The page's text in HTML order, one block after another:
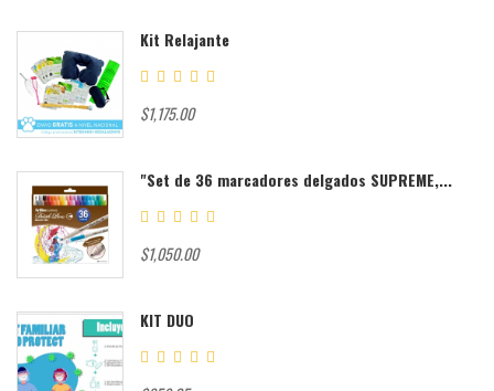
Kit Relajante
$1,175.00
"Set de 36 marcadores delgados SUPREME,...
$1,050.00
KIT DUO